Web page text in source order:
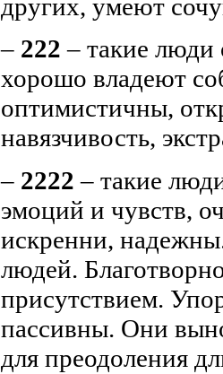
других, умеют
– 222 – такие люди
хорошо владеют
оптимистичны,
навязчивость,
– 2222 – такие
эмоций и чувств,
искренни,
людей.
присутствием.
пассивны. Они
для преодоления